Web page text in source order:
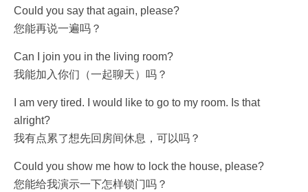
Could you say that again, please?
您能再说一遍吗？
Can I join you in the living room?
我能加入你们（一起聊天）吗？
I am very tired. I would like to go to my room. Is that
alright?
我有点累了想先回房间休息，可以吗？
Could you show me how to lock the house, please?
您能给我演示一下怎样锁门吗？